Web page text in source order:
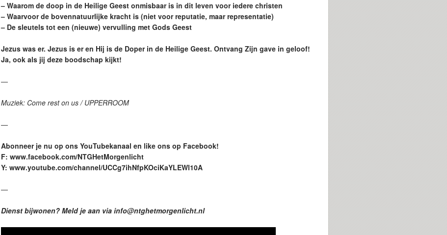
– Waarom de doop in de Heilige Geest onmisbaar is in dit leven voor iedere christen
– Waarvoor de bovennatuurlijke kracht is (niet voor reputatie, maar representatie)
– De sleutels tot een (nieuwe) vervulling met Gods Geest
Jezus was er. Jezus is er en Hij is de Doper in de Heilige Geest. Ontvang Zijn gave in geloof!
Ja, ook als jij deze boodschap kijkt!
—
Muziek: Come rest on us / UPPERROOM
—
Abonneer je nu op ons YouTubekanaal en like ons op Facebook!
F: www.facebook.com/NTGHetMorgenlicht
Y: www.youtube.com/channel/UCCg7ihNfpKOciKaYLEWl10A
—
Dienst bijwonen? Meld je aan via info@ntghetmorgenlicht.nl